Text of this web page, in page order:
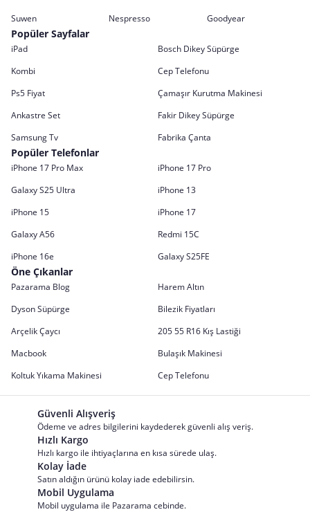
Suwen
Nespresso Goodyear
Popüler Sayfalar
iPad
Bosch Dikey Süpürge
Kombi
Cep Telefonu
Ps5 Fiyat
Çamaşır Kurutma Makinesi
Ankastre Set
Fakir Dikey Süpürge
Samsung Tv
Fabrika Çanta
Popüler Telefonlar
iPhone 17 Pro Max
iPhone 17 Pro
Galaxy S25 Ultra
iPhone 13
iPhone 15
iPhone 17
Galaxy A56
Redmi 15C
iPhone 16e
Galaxy S25FE
Öne Çıkanlar
Pazarama Blog
Harem Altın
Dyson Süpürge
Bilezik Fiyatları
Arçelik Çaycı
205 55 R16 Kış Lastiği
Macbook
Bulaşık Makinesi
Koltuk Yıkama Makinesi
Cep Telefonu
Güvenli Alışveriş
Ödeme ve adres bilgilerini kaydederek güvenli alış veriş.
Hızlı Kargo
Hızlı kargo ile ihtiyaçlarına en kısa sürede ulaş.
Kolay İade
Satın aldığın ürünü kolay iade edebilirsin.
Mobil Uygulama
Mobil uygulama ile Pazarama cebinde.